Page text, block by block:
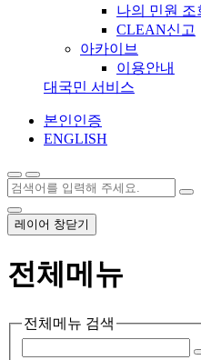
나의 민원 조
CLEAN신고
아카이브
이용안내
대국민 서비스
본인인증
ENGLISH
레이어 창닫기
전체메뉴
전체메뉴 검색